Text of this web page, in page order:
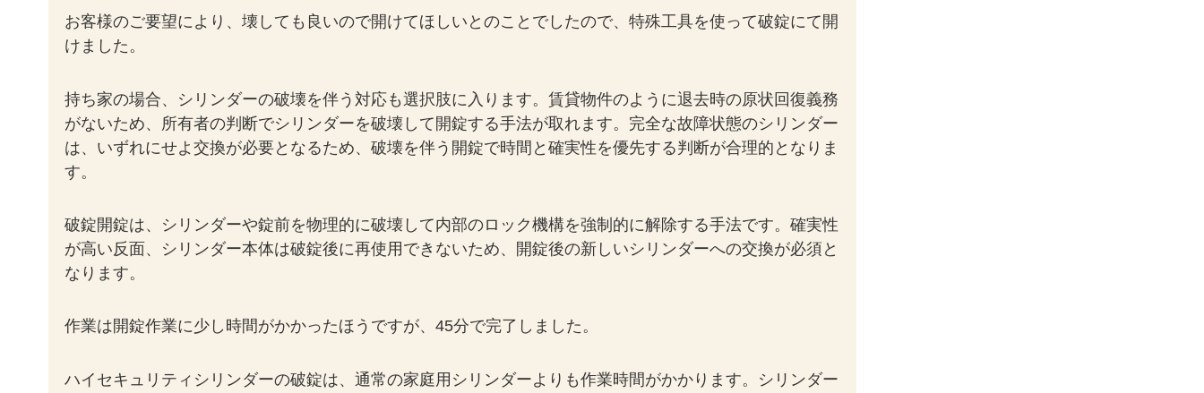
お客様のご要望により、壊しても良いので開けてほしいとのことでしたので、特殊工具を使って破錠にて開
けました。
持ち家の場合、シリンダーの破壊を伴う対応も選択肢に入ります。賃貸物件のように退去時の原状回復義務
がないため、所有者の判断でシリンダーを破壊して開錠する手法が取れます。完全な故障状態のシリンダー
は、いずれにせよ交換が必要となるため、破壊を伴う開錠で時間と確実性を優先する判断が合理的となりま
す。
破錠開錠は、シリンダーや錠前を物理的に破壊して内部のロック機構を強制的に解除する手法です。確実性
が高い反面、シリンダー本体は破錠後に再使用できないため、開錠後の新しいシリンダーへの交換が必須と
なります。
作業は開錠作業に少し時間がかかったほうですが、45分で完了しました。
ハイセキュリティシリンダーの破錠は、通常の家庭用シリンダーよりも作業時間がかかります。シリンダー